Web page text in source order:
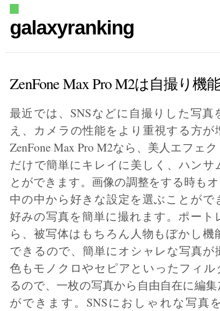
galaxyranking
ZenFone Max Pro M2は自撮り機
最近では、SNSなどに自撮りした写真
え、カメラの性能をより重視する方
ZenFone Max Pro M2なら、美人エフェ
だけで簡単にキレイに美しく、ハンサ
とができます。画像の調整をする時も
中の中から好きな設定を選ぶことがで
好みの写真を簡単に撮れます。ポート
ら、被写体はもちろん人物もぼかし
できるので、簡単にオシャレな写真が
色もモノクロやセピアといったフィル
るので、一枚の写真から自由自在に編
ができます。SNSにおしゃれな写真